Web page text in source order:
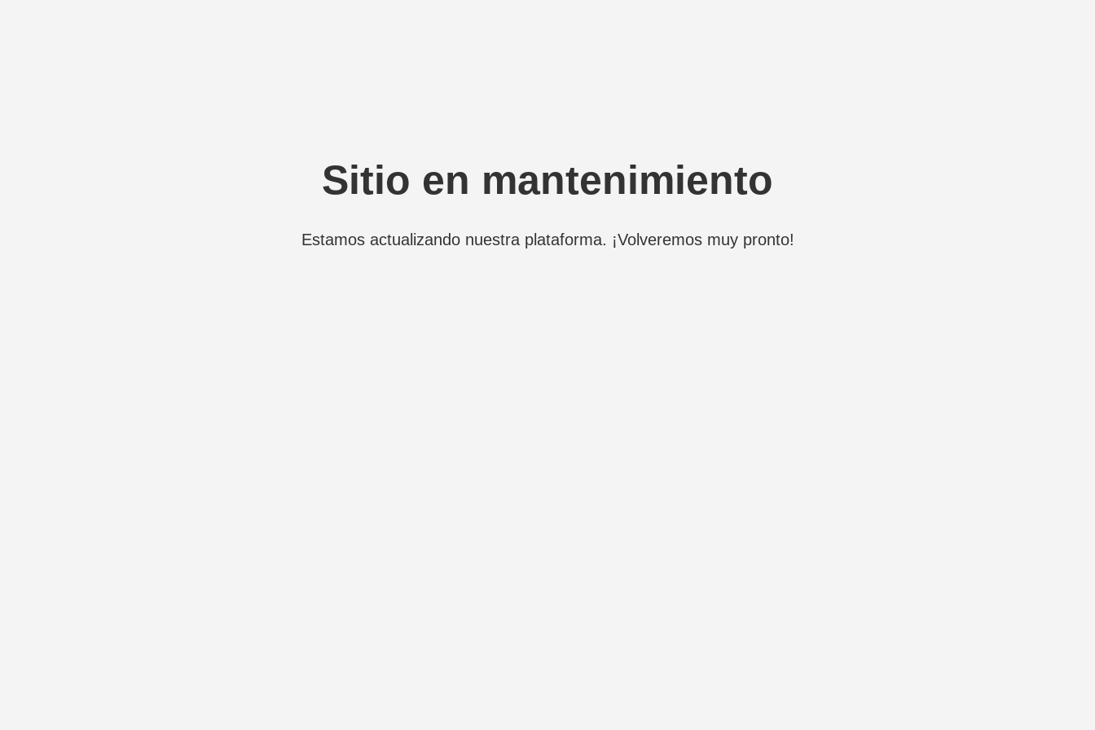
Sitio en mantenimiento
Estamos actualizando nuestra plataforma. ¡Volveremos muy pronto!